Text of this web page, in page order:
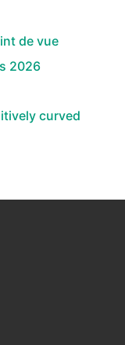
de vue
2026
curved